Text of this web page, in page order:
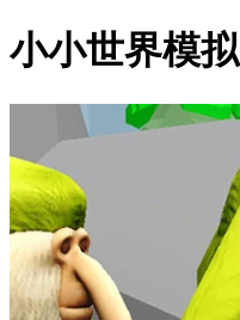
小小世界模拟